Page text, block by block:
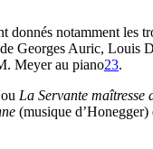
donnés notamment les
Georges Auric, Louis
Meyer au piano23.
La Servante maîtresse
(musique